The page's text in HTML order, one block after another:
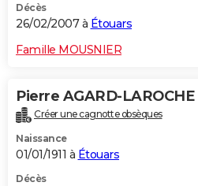
Décès
26/02/2007 à Étouars
Famille MOUSNIER
Pierre AGARD-LAROCHE
Créer une cagnotte obsèques
Naissance
01/01/1911 à Étouars
Décès